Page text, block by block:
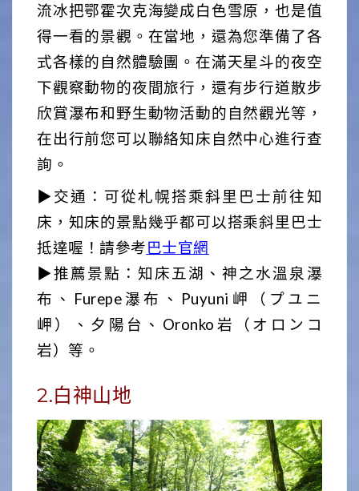
流冰把鄂霍次克海變成白色雪原，也是值
得一看的景觀。在當地，還為您準備了各
式各樣的自然體驗團。在滿天星斗的夜空
下觀察動物的夜間旅行，還有步行道散步
欣賞瀑布和野生動物活動的自然觀光等，
在出行前您可以聯絡知床自然中心進行查
詢。
▶交通：可從札幌搭乘斜里巴士前往知
床，知床的景點幾乎都可以搭乘斜里巴士
抵達喔！請參考巴士官網
▶推薦景點：知床五湖、神之水溫泉瀑
布、Furepe瀑布、Puyuni岬（プユニ
岬）、夕陽台、Oronko岩（オロンコ
岩）等。
2.白神山地